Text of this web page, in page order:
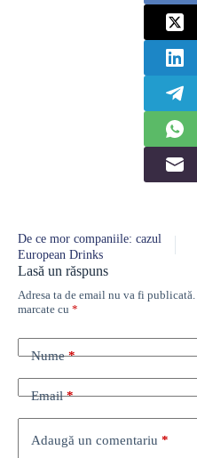
De ce mor companiile: cazul
European Drinks
Lasă un răspuns
Adresa ta de email nu va fi publicată.
marcate cu *
Nume*
Email*
Adaugă un comentariu *